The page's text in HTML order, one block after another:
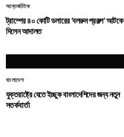
আন্তর্জাতিক
ট্রাম্পের ৪০ কোটি ডলারের ‘বলরুম প্রকল্প’ আটকে
দিলেন আদালত
বাংলাদেশ
যুক্তরাষ্ট্রে যেতে ইচ্ছুক বাংলাদেশিদের জন্য নতুন
সতর্কবার্তা